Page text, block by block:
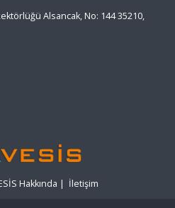
Alsancak, No: 144 35210,
Hakkında | İletişim